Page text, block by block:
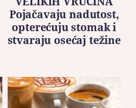
Pojačavaju nadutost,
opterećuju stomak i
stvaraju osećaj težine